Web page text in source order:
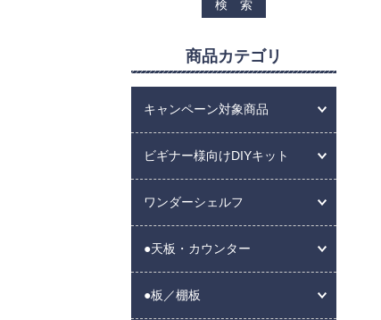
商品カテゴリ
キャンペーン対象商品
ビギナー様向けDIYキット
ワンダーシェルフ
●天板・カウンター
●板／棚板